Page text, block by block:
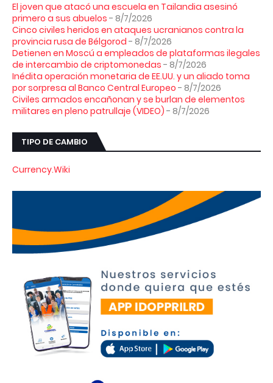
El joven que atacó una escuela en Tailandia asesinó
primero a sus abuelos - 8/7/2026
Cinco civiles heridos en ataques ucranianos contra la
provincia rusa de Bélgorod - 8/7/2026
Detienen en Moscú a empleados de plataformas ilegales
de intercambio de criptomonedas - 8/7/2026
Inédita operación monetaria de EE.UU. y un aliado toma
por sorpresa al Banco Central Europeo - 8/7/2026
Civiles armados encañonan y se burlan de elementos
militares en pleno patrullaje (VIDEO) - 8/7/2026
TIPO DE CAMBIO
Currency.Wiki